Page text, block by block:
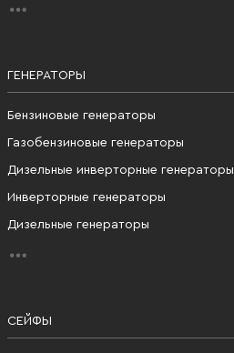
ГЕНЕРАТОРЫ
Бензиновые генераторы
Газобензиновые генераторы
Дизельные инверторные генераторы
Инверторные генераторы
Дизельные генераторы
СЕЙФЫ